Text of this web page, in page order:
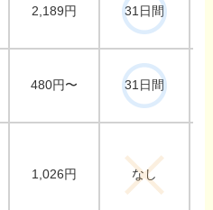
2,189円 31日間
480円〜 31日間
1,026円 なし